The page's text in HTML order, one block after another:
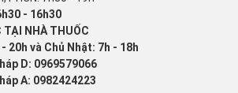
- 16h30
TẠI NHÀ THUỐC
20h và Chủ Nhật: 7h - 18h
D: 0969579066
A: 0982424223